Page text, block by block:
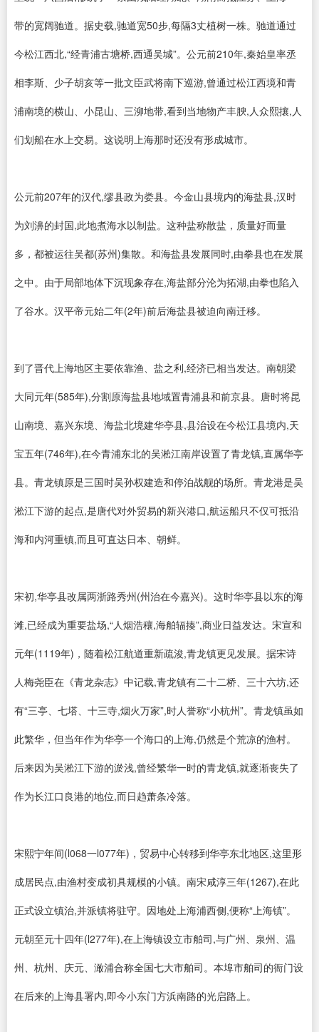
带的宽阔驰道。据史载,驰道宽50步,每隔3丈植树一株。驰道通过
今松江西北,“经青浦古塘桥,西通吴城”。公元前210年,秦始皇率丞
相李斯、少子胡亥等一批文臣武将南下巡游,曾通过松江西境和青
浦南境的横山、小昆山、三泖地带,看到当地物产丰腴,人众熙攘,人
们划船在水上交易。这说明上海那时还没有形成城市。
公元前207年的汉代,缪县政为娄县。今金山县境内的海盐县,汉时
为刘濞的封国,此地煮海水以制盐。这种盐称散盐，质量好而量
多，都被运往吴都(苏州)集散。和海盐县发展同时,由拳县也在发展
之中。由于局部地体下沉现象存在,海盐部分沦为拓湖,由拳也陷入
了谷水。汉平帝元始二年(2年)前后海盐县被迫向南迁移。
到了晋代上海地区主要依靠渔、盐之利,经济已相当发达。南朝梁
大同元年(585年),分割原海盐县地域置青浦县和前京县。唐时将昆
山南境、嘉兴东境、海盐北境建华亭县,县治设在今松江县境内,天
宝五年(746年),在今青浦东北的吴淞江南岸设置了青龙镇,直属华亭
县。青龙镇原是三国时吴孙权建造和停泊战舰的场所。青龙港是吴
淞江下游的起点,是唐代对外贸易的新兴港口,航运船只不仅可抵沿
海和内河重镇,而且可直达日本、朝鲜。
宋初,华亭县改属两浙路秀州(州治在今嘉兴)。这时华亭县以东的海
滩,已经成为重要盐场,“人烟浩穰,海舶辐揍”,商业日益发达。宋宣和
元年(1119年)，随着松江航道重新疏浚,青龙镇更见发展。据宋诗
人梅尧臣在《青龙杂志》中记载,青龙镇有二十二桥、三十六坊,还
有“三亭、七塔、十三寺,烟火万家”,时人誉称“小杭州”。青龙镇虽如
此繁华，但当年作为华亭一个海口的上海,仍然是个荒凉的渔村。
后来因为吴淞江下游的淤浅,曾经繁华一时的青龙镇,就逐渐丧失了
作为长江口良港的地位,而日趋萧条冷落。
宋熙宁年间(l068一l077年)，贸易中心转移到华亭东北地区,这里形
成居民点,由渔村变成初具规模的小镇。南宋咸淳三年(1267),在此
正式设立镇治,并派镇将驻守。因地处上海浦西侧,便称“上海镇”。
元朝至元十四年(l277年),在上海镇设立市舶司,与广州、泉州、温
州、杭州、庆元、澉浦合称全国七大市舶司。本埠市舶司的衙门设
在后来的上海县署内,即今小东门方浜南路的光启路上。